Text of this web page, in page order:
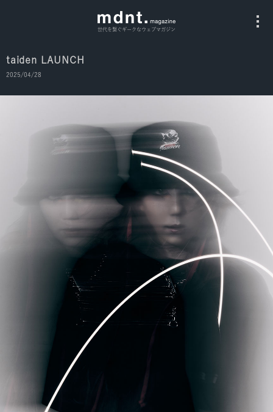
世代を繋ぐギークなウェブマガジン
Culture
Instagram
taiden LAUNCH
2025/04/28